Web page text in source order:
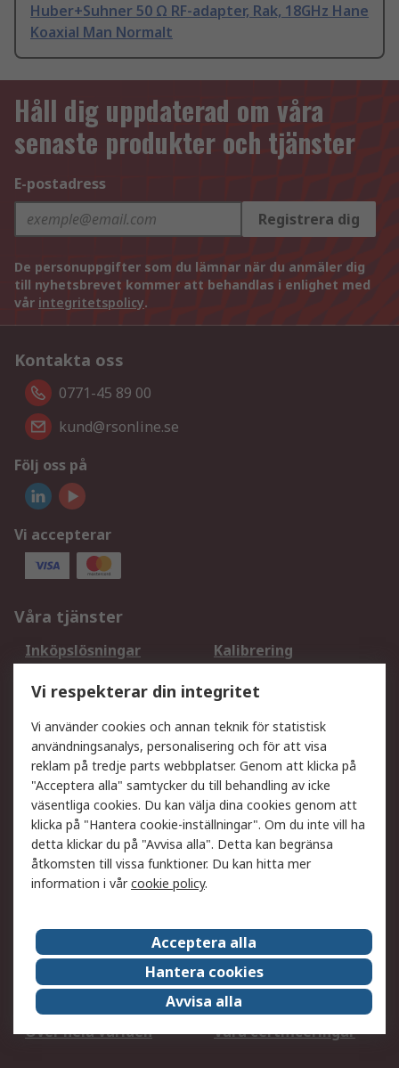
Huber+Suhner 50 Ω RF-adapter, Rak, 18GHz Hane
Koaxial Man Normalt
Håll dig uppdaterad om våra
senaste produkter och tjänster
E-postadress
Registrera dig
De personuppgifter som du lämnar när du anmäler dig
till nyhetsbrevet kommer att behandlas i enlighet med
vår integritetspolicy.
Kontakta oss
0771-45 89 00
kund@rsonline.se
Följ oss på
Vi accepterar
Våra tjänster
Inköpslösningar
Kalibrering
DesignSpark
Teknisk Support
Ditt lokala säljteam
Exportlösningar
Support
Få hjälp
Retur av varor
Leverans
Spåra din order
Begär en fakturakopi
Fördelar med RS-konto
Betalningsalternativ
Om RS
Försäljningsvillkor
Det juridiska
Press Centre
Jobba hos RS
ESG
Över hela världen
Våra certificeringar
Vi respekterar din integritet
Vi använder cookies och annan teknik för statistisk
användningsanalys, personalisering och för att visa
reklam på tredje parts webbplatser. Genom att klicka på
"Acceptera alla" samtycker du till behandling av icke
väsentliga cookies. Du kan välja dina cookies genom att
klicka på "Hantera cookie-inställningar". Om du inte vill ha
detta klickar du på "Avvisa alla". Detta kan begränsa
åtkomsten till vissa funktioner. Du kan hitta mer
information i vårcookie policy.
Acceptera alla
Hantera cookies
Avvisa alla